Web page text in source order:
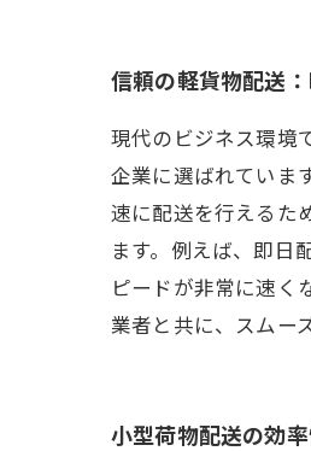
信頼の軽貨物配送
現代のビジネス環境
企業に選ばれていま
速に配送を行えるた
ます。例えば、即日
ピードが非常に速く
業者と共に、スムー
小型荷物配送の効